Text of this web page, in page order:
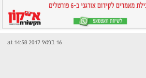
16 במאי 2017 at 14:58